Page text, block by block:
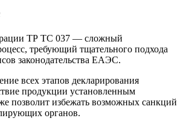
ТР ТС 037 — сложный
требующий тщательного подхода
законодательства ЕАЭС.
всех этапов декларирования
продукции установленным
позволит избежать возможных санкций
органов.